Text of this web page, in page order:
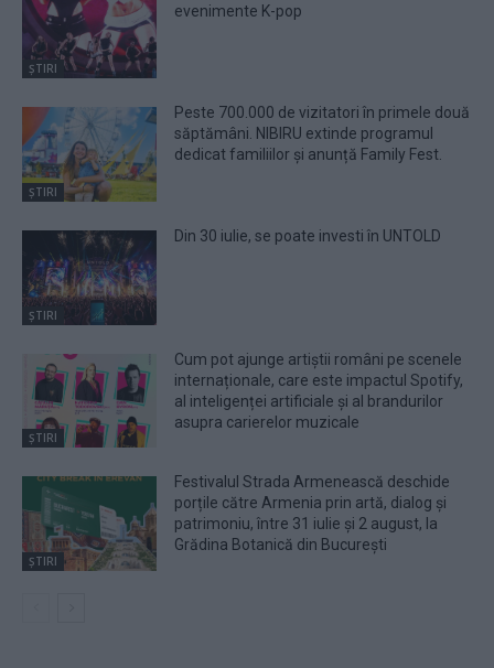
ȘTIRI
evenimente K-pop
ȘTIRI
Peste 700.000 de vizitatori în primele două
săptămâni. NIBIRU extinde programul
dedicat familiilor și anunță Family Fest.
ȘTIRI
Din 30 iulie, se poate investi în UNTOLD
ȘTIRI
Cum pot ajunge artiștii români pe scenele
internaționale, care este impactul Spotify,
al inteligenței artificiale și al brandurilor
asupra carierelor muzicale
ȘTIRI
Festivalul Strada Armenească deschide
porțile către Armenia prin artă, dialog și
patrimoniu, între 31 iulie și 2 august, la
Grădina Botanică din București